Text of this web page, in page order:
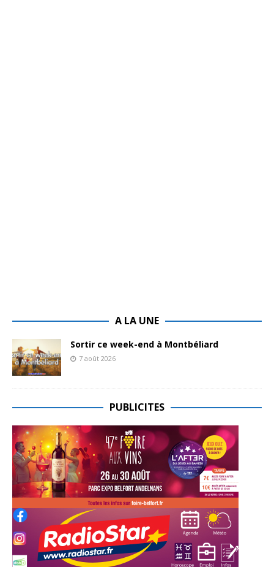
A LA UNE
Sortir ce week-end à Montbéliard
7 août 2026
PUBLICITES